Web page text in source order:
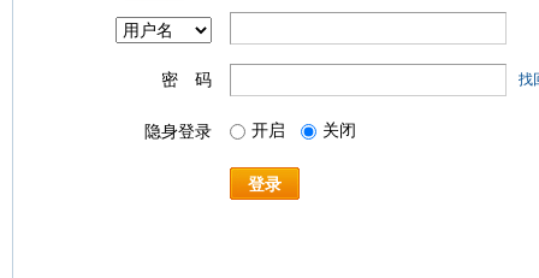
密 码 找
隐身登录 开启 关闭
登录